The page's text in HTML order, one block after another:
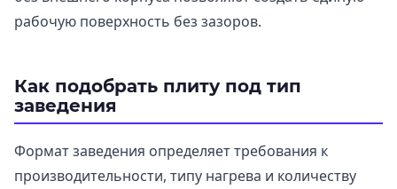
рабочую поверхность без зазоров.
Как подобрать плиту под тип
заведения
Формат заведения определяет требования к
производительности, типу нагрева и количеству